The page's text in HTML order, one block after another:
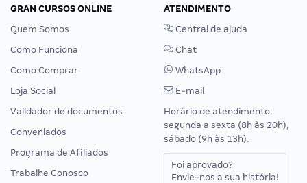
GRAN CURSOS ONLINE
Quem Somos
Como Funciona
Como Comprar
Loja Social
Validador de documentos
Conveniados
Programa de Afiliados
Trabalhe Conosco
ATENDIMENTO
Central de ajuda
Chat
WhatsApp
E-mail
Horário de atendimento:
segunda a sexta (8h às 20h),
sábado (9h às 13h).
Foi aprovado?
Envie-nos a sua história!